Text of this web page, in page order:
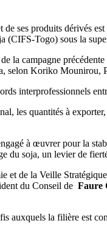
ses produits dérivés
(CIFS-Togo) sous la
campagne
selon Koriko Mounirou,
interprofessionnels
les quantités à
à œuvrer pour la
du soja, un levier de
et de la Veille
du Conseil de Faure
auxquels la filière est